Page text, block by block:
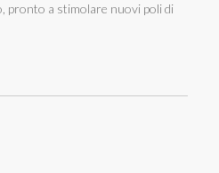
pronto a stimolare nuovi poli di